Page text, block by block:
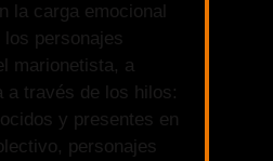
la carga emocional
los personajes
marionetista, a
a través de los hilos:
y presentes en
personajes